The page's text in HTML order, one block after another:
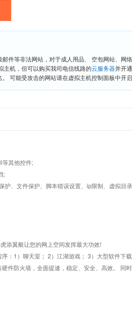
件等非法网站，对于成人用品、 空包网站、网
主机，但可以购买我司电信线路的云服务器并开
可能受攻击的网站请在虚拟主机控制面板中开启
等其他控件;
;
、文件保护、脚本错误设置、ip限制、虚拟目
添翼般让您的网上空间发挥最大功效!
1）聊天室； 2）江湖游戏； 3）大型软件下
防火墙，全面提速，稳定、安全、高效。 同